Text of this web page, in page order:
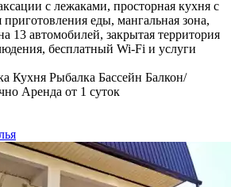
с лежаками, просторная кухня с
еды, мангальная зона,
13 автомобилей, закрытая территория
бесплатный Wi-Fi и услуги
Кухня Рыбалка Бассейн Балкон/
Аренда от 1 суток